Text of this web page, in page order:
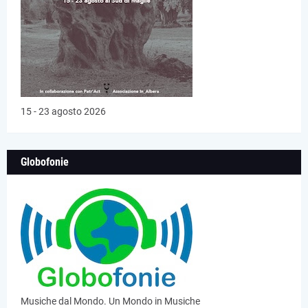
15 - 23 agosto 2026
Globofonie
Musiche dal Mondo. Un Mondo in Musiche